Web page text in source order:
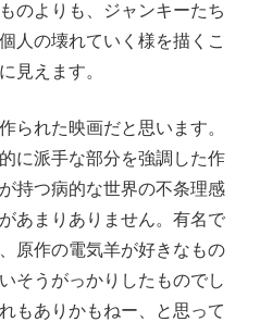
のよりも、ジャンキーたち
人の壊れていく様を描くこ
見えます。
られた映画だと思います。
に派手な部分を強調した作
持つ病的な世界の不条理感
あまりありません。有名で
原作の電気羊が好きなもの
そうがっかりしたものでし
もありかもねー、と思って